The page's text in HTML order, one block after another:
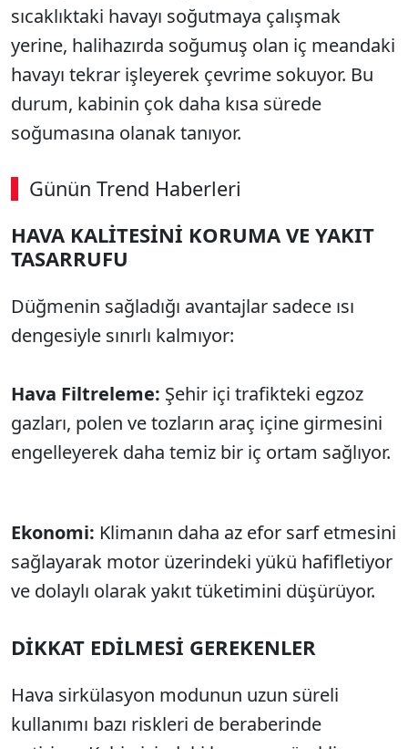
sıcaklıktaki havayı soğutmaya çalışmak
yerine, halihazırda soğumuş olan iç meandaki
havayı tekrar işleyerek çevrime sokuyor. Bu
durum, kabinin çok daha kısa sürede
soğumasına olanak tanıyor.
Günün Trend Haberleri
HAVA KALİTESİNİ KORUMA VE YAKIT
TASARRUFU
Düğmenin sağladığı avantajlar sadece ısı
dengesiyle sınırlı kalmıyor:
Hava Filtreleme: Şehir içi trafikteki egzoz
gazları, polen ve tozların araç içine girmesini
engelleyerek daha temiz bir iç ortam sağlıyor.
Ekonomi: Klimanın daha az efor sarf etmesini
sağlayarak motor üzerindeki yükü hafifletiyor
ve dolaylı olarak yakıt tüketimini düşürüyor.
DİKKAT EDİLMESİ GEREKENLER
Hava sirkülasyon modunun uzun süreli
kullanımı bazı riskleri de beraberinde